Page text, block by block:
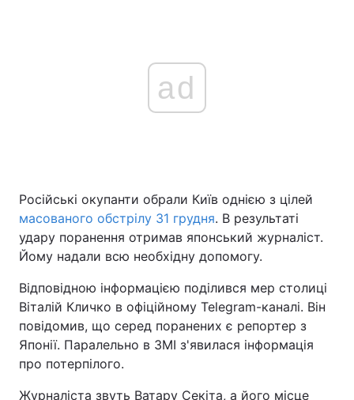
ad
Російські окупанти обрали Київ однією з цілей
масованого обстрілу 31 грудня. В результаті
удару поранення отримав японський журналіст.
Йому надали всю необхідну допомогу.
Відповідною інформацією поділився мер столиці
Віталій Кличко в офіційному Telegram-каналі. Він
повідомив, що серед поранених є репортер з
Японії. Паралельно в ЗМІ з'явилася інформація
про потерпілого.
Журналіста звуть Ватару Секіта, а його місце